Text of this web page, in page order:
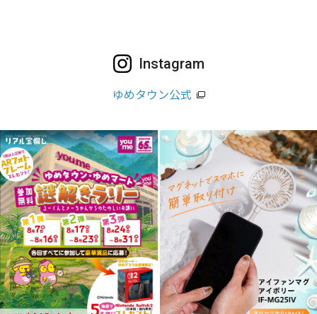
Instagram
ゆめタウン公式